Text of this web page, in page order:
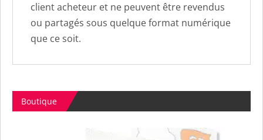
client acheteur et ne peuvent être revendus
ou partagés sous quelque format numérique
que ce soit.
Boutique